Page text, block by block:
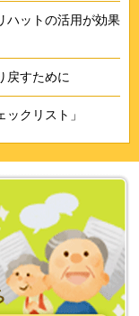
ハットの活用が効果
戻すために
クリスト」